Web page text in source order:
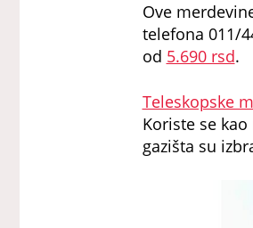
Ove
telefona 011/
od 5.690 rsd.
Teleskopske
Koriste se
gazišta su